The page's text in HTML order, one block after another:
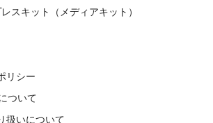
スキット（メディアキット）
リシー
ついて
扱いについて